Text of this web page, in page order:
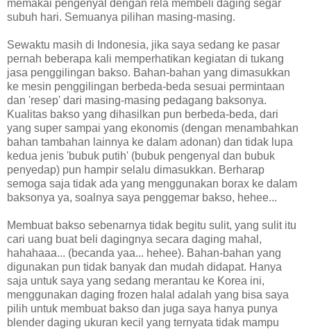
memakai pengenyal dengan rela membeli daging segar
subuh hari. Semuanya pilihan masing-masing.
Sewaktu masih di Indonesia, jika saya sedang ke pasar
pernah beberapa kali memperhatikan kegiatan di tukang
jasa penggilingan bakso. Bahan-bahan yang dimasukkan
ke mesin penggilingan berbeda-beda sesuai permintaan
dan 'resep' dari masing-masing pedagang baksonya.
Kualitas bakso yang dihasilkan pun berbeda-beda, dari
yang super sampai yang ekonomis (dengan menambahkan
bahan tambahan lainnya ke dalam adonan) dan tidak lupa
kedua jenis 'bubuk putih' (bubuk pengenyal dan bubuk
penyedap) pun hampir selalu dimasukkan. Berharap
semoga saja tidak ada yang menggunakan borax ke dalam
baksonya ya, soalnya saya penggemar bakso, hehee...
Membuat bakso sebenarnya tidak begitu sulit, yang sulit itu
cari uang buat beli dagingnya secara daging mahal,
hahahaaa... (becanda yaa... hehee). Bahan-bahan yang
digunakan pun tidak banyak dan mudah didapat. Hanya
saja untuk saya yang sedang merantau ke Korea ini,
menggunakan daging frozen halal adalah yang bisa saya
pilih untuk membuat bakso dan juga saya hanya punya
blender daging ukuran kecil yang ternyata tidak mampu